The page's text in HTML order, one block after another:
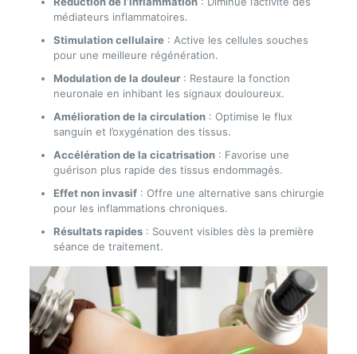
médiateurs inflammatoires.
Stimulation cellulaire: Active les cellules souches
pour une meilleure régénération.
Modulation de la douleur: Restaure la fonction
neuronale en inhibant les signaux douloureux.
Amélioration de la circulation: Optimise le flux
sanguin et l’oxygénation des tissus.
Accélération de la cicatrisation: Favorise une
guérison plus rapide des tissus endommagés.
Effet non invasif: Offre une alternative sans chirurgie
pour les inflammations chroniques.
Résultats rapides: Souvent visibles dès la première
séance de traitement.